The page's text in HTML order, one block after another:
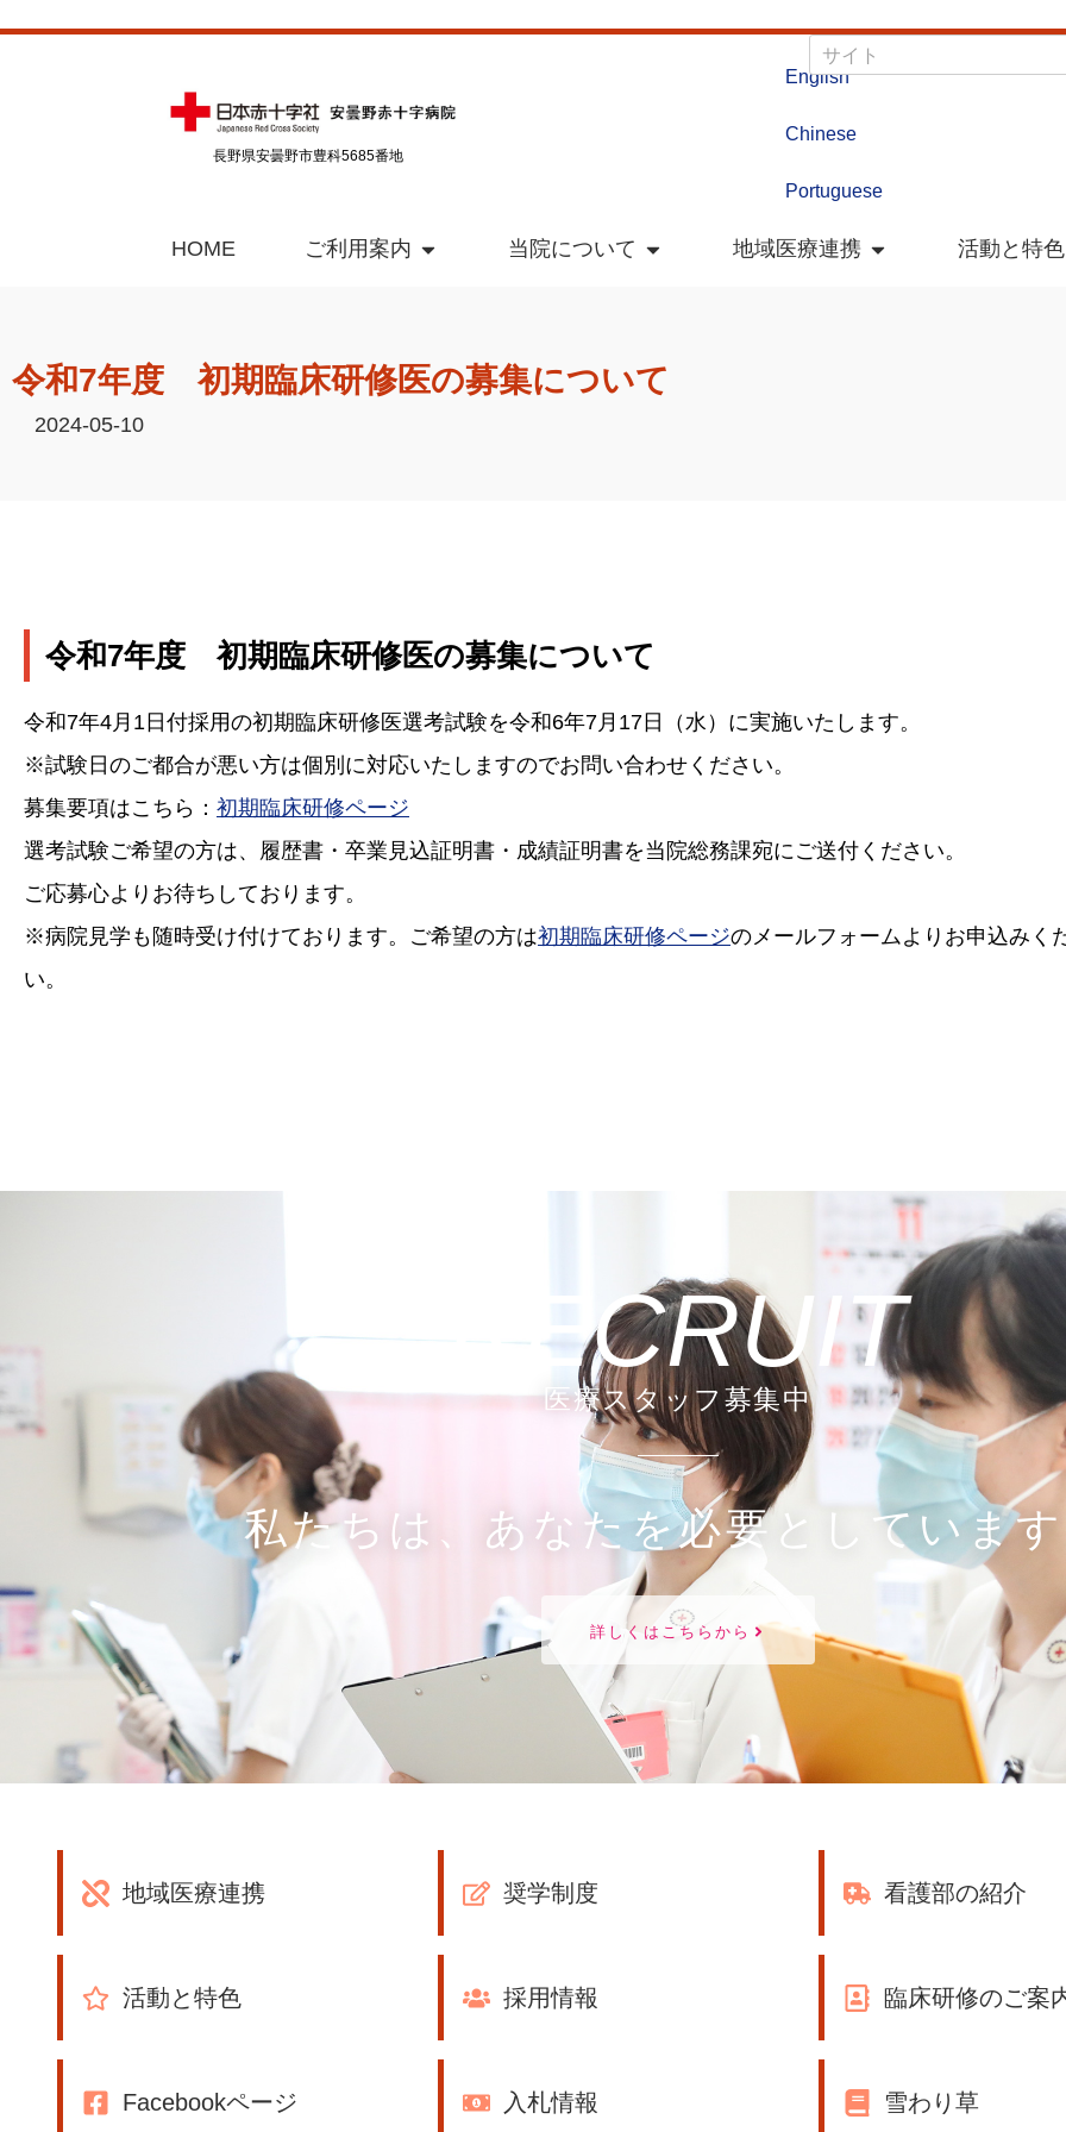
長野県安曇野市豊科5685番地
English
Chinese
Portuguese
HOME ご利用案内 当院について 地域医療連携 活動と特色
令和7年度 初期臨床研修医の募集について
2024-05-10
令和7年度 初期臨床研修医の募集について
令和7年4月1日付採用の初期臨床研修医選考試験を令和6年7月17日（水）に実施いたします。
※試験日のご都合が悪い方は個別に対応いたしますのでお問い合わせください。
募集要項はこちら： 初期臨床研修ページ
選考試験ご希望の方は、履歴書・卒業見込証明書・成績証明書を当院総務課宛にご送付ください。
ご応募心よりお待ちしております。
※病院見学も随時受け付けております。ご希望の方は初期臨床研修ページのメールフォームよりお申込みく
い。
RECRUIT
医療スタッフ募集中
私たちは、あなたを必要としていま
詳しくはこちらから
地域医療連携
活動と特色
Facebookページ
奨学制度
採用情報
入札情報
看護部の紹介
臨床研修のご案
雪わり草